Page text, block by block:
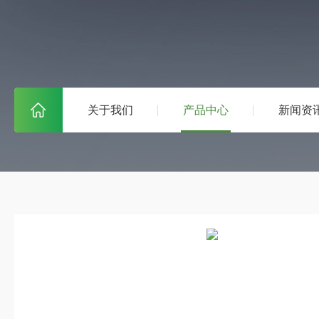
关于我们 产品中心 新闻资